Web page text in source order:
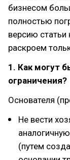
бизнесом
полностью
версию
раскроем
1. Как могут
ограничения?
Основателя
Не вести
(путем